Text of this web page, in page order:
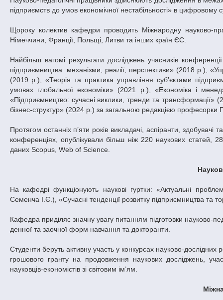
підприємств до умов економічної нестабільності» в
Щороку колектив кафедри проводить Міжнародну науково-
Німеччини, Франції, Польщі, Литви та інших країн ЄС.
Найбільш вагомі результати досліджень учасників
підприємництва: механізми, реалії, перспективи» (2018 р.),
(2019 р.), «Теорія та практика управління суб’єктами
умовах глобальної економіки» (2021 р.), «Економіка і
«Підприємництво: сучасні виклики, тренди та трансформації»
бізнес-структур» (2024 р.) за загальною редакцією професорки
Протягом останніх п’яти років викладачі, аспіранти,
конференціях, опублікували більш ніж 220 наукових
даних Scopus, Web of Science.
На кафедрі функціонують наукові гуртки: «Актуальні
Семенча І.Є.), «Сучасні тенденції розвитку підприємництва та
Кафедра приділяє значну увагу питанням підготовки науково-
денної та заочної форм навчання та докторанти.
Студенти беруть активну участь у конкурсах науково-
грошового гранту на продовження наукових досліджень,
науковців-економістів зі світовим ім’ям.